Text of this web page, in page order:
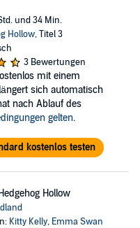
und 34 Min.
Hollow, Titel 3
3 Bewertungen
mit einem
sich automatisch
nach Ablauf des
gelten.
kostenlos testen
Hollow
Kitty Kelly, Emma Swan